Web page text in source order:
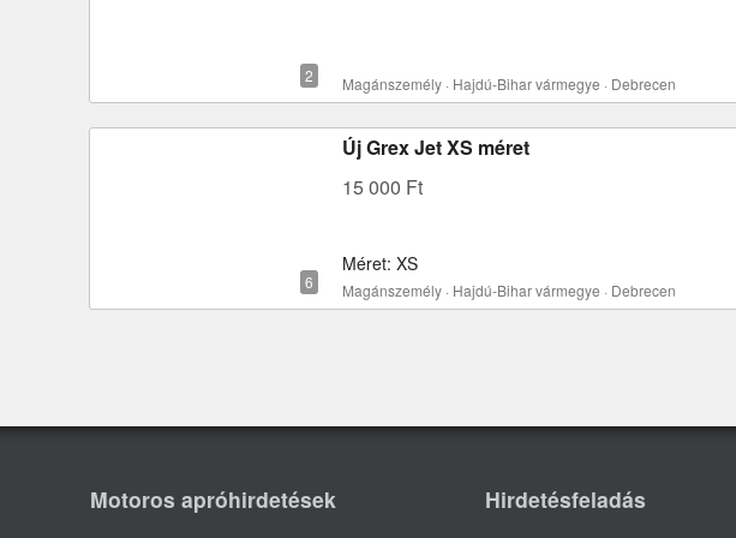
Magánszemély · Hajdú-Bihar vármegye · Debrecen
Új Grex Jet XS méret
15 000 Ft
Méret: XS
Magánszemély · Hajdú-Bihar vármegye · Debrecen
Motoros apróhirdetések Hirdetésfeladás